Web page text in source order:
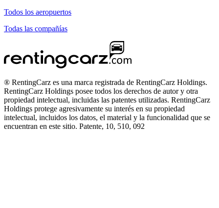
Todos los aeropuertos
Todas las compañías
® RentingCarz es una marca registrada de RentingCarz Holdings.
RentingCarz Holdings posee todos los derechos de autor y otra
propiedad intelectual, incluidas las patentes utilizadas. RentingCarz
Holdings protege agresivamente su interés en su propiedad
intelectual, incluidos los datos, el material y la funcionalidad que se
encuentran en este sitio. Patente, 10, 510, 092